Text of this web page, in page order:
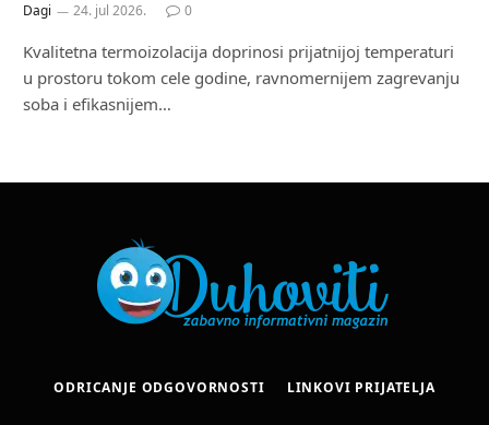
Dagi 24. jul 2026. 0
Kvalitetna termoizolacija doprinosi prijatnijoj temperaturi
u prostoru tokom cele godine, ravnomernijem zagrevanju
soba i efikasnijem…
ODRICANJE ODGOVORNOSTI LINKOVI PRIJATELJA